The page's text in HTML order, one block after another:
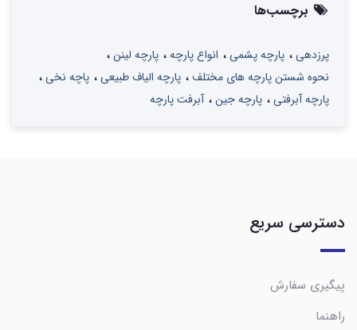
برچسب‌ها
پرزدهی پارچه پشمی انواع پارچه
پارچه لینن
نحوه شستن پارچه های مختلف
پارچه الیاف طبیعی
پاچه نخی
پارچه آبرفتی
پارچه جین آبرفت پارچه
دسترسی سریع
پیگیری سفارش
راهنما